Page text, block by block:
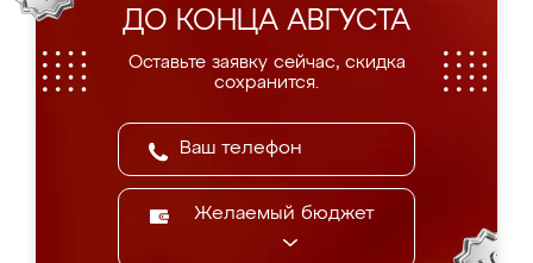
ДО КОНЦА АВГУСТА
Оставьте заявку сейчас, скидка
сохранится.
Желаемый бюджет